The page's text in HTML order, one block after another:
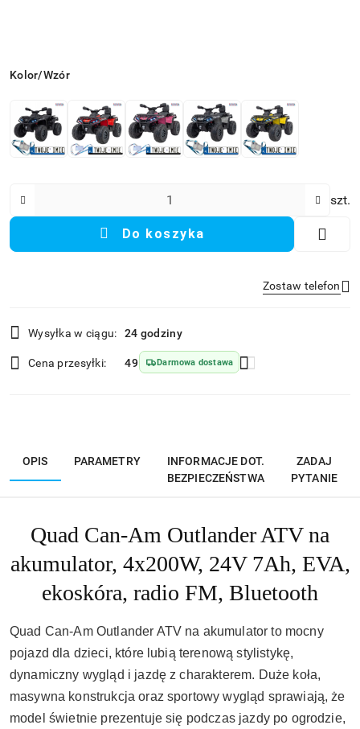
Wariant
Kolor/Wzór
szt.
Do koszyka
Zostaw telefon
Wyślij
i
dostawa
Wysyłka w ciągu: 24 godziny
Cena przesyłki: 49 Darmowa dostawa
OPIS PARAMETRY
INFORMACJE DOT.
BEZPIECZEŃSTWA
ZADAJ
PYTANIE
Quad Can-Am Outlander ATV na
akumulator, 4x200W, 24V 7Ah, EVA,
ekoskóra, radio FM, Bluetooth
Quad Can-Am Outlander ATV na akumulator to mocny
pojazd dla dzieci, które lubią terenową stylistykę,
dynamiczny wygląd i jazdę z charakterem. Duże koła,
masywna konstrukcja oraz sportowy wygląd sprawiają, że
model świetnie prezentuje się podczas jazdy po ogrodzie,